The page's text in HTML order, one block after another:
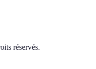
réservés.